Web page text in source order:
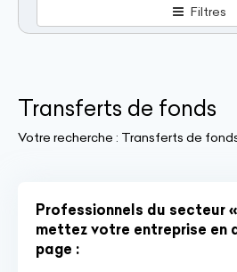
Filtres
Transferts de fonds
Votre recherche : Transferts de
Professionnels du secteur
mettez votre entreprise en
page :